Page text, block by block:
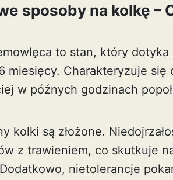
sposoby na kolkę –
to stan, który
miesięcy. Charakteryzuje się
w późnych godzinach
kolki są złożone.
z trawieniem, co skutkuje
nietolerancje